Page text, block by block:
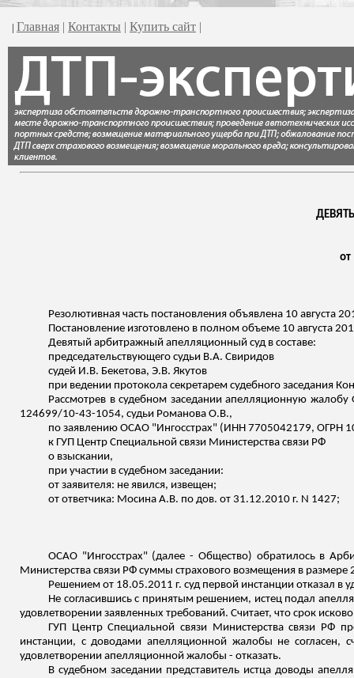
| Главная | Контакты | Купить сайт |
от
Резолютивная часть постановления объявлена 10 августа
Постановление изготовлено в полном объеме 10 августа
Девятый арбитражный апелляционный суд в составе:
председательствующего судьи В.А. Свиридов
судей И.В. Бекетова, Э.В. Якутов
при ведении протокола секретарем судебного заседания
Рассмотрев в судебном заседании апелляционную
124699/10-43-1054, судьи Романова О.В.,
по заявлению ОСАО "Ингосстрах" (ИНН 7705042179, ОГРН
к ГУП Центр Специальной связи Министерства связи РФ
о взыскании,
при участии в судебном заседании:
от заявителя: не явился, извещен;
от ответчика: Мосина А.В. по дов. от 31.12.2010 г. N 1427;
ОСАО "Ингосстрах" (далее - Общество) обратилось в
Министерства связи РФ суммы страхового возмещения в размере
Решением от 18.05.2011 г. суд первой инстанции отказал в
Не согласившись с принятым решением, истец подал
удовлетворении заявленных требований. Считает, что срок
ГУП Центр Специальной связи Министерства связи РФ
инстанции, с доводами апелляционной жалобы не согласен,
удовлетворении апелляционной жалобы - отказать.
В судебном заседании представитель истца доводы